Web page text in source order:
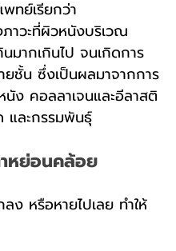
พทย์เรียกว่า
าวะที่ผิวหนังบริเวณ
มากเกินไป จนเกิดการ
ชั้น ซึ่งเป็นผลมาจากการ
ง คอลลาเจนและอีลาสติ
ละกรรมพันธุ์
หย่อนคล้อย
ง หรือหายไปเลย ทำให้